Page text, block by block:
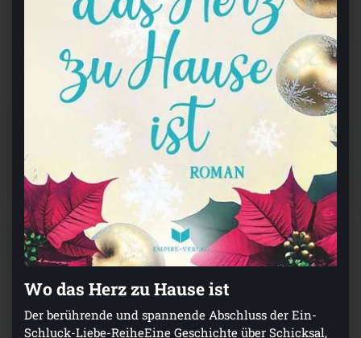
Wo das Herz zu Hause ist
Der berührende und spannende Abschluss der Ein-
Schluck-Liebe-ReiheEine Geschichte über Schicksal,